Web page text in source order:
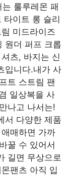
룰루레몬 패
타이트 롱 슬리
미드라이즈
원더 퍼프 크롭
츠, 바지는 신
입니다.내가 사
트 스트림 팬
일상복을 사
나고 나서는!
서 다양한 제품
매하면 가까
꿀 수 있어서
길면 무상으로
팬츠 아직 입